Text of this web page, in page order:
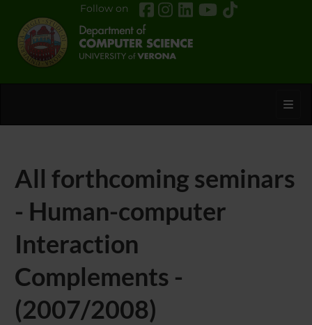
Follow on
All forthcoming seminars
- Human-computer
Interaction
Complements -
(2007/2008)